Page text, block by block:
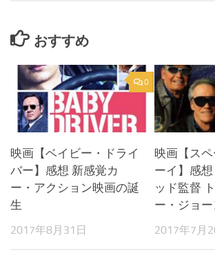
おすすめ
0
映画【ベイビー・ドライ
バー】感想 新感覚カ
ー・アクション映画の誕
生
2017年8月31日
映画【ス
ーイ】感
ッド監督
ー・ジョ
2017年7月